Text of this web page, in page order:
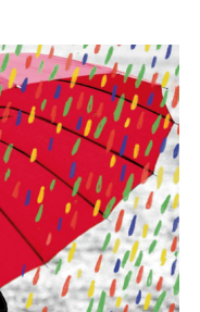
doble tapa, que
a remarla.